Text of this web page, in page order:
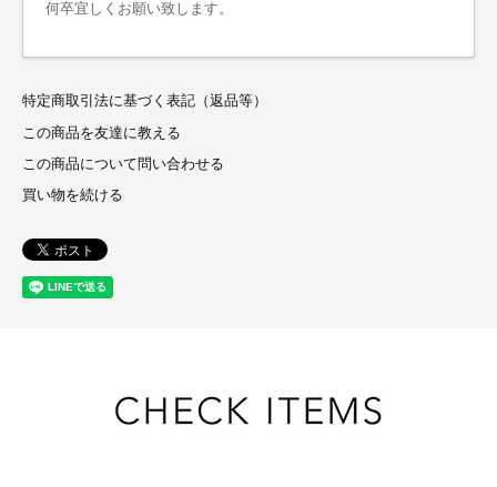
何卒宜しくお願い致します。
特定商取引法に基づく表記（返品等）
この商品を友達に教える
この商品について問い合わせる
買い物を続ける